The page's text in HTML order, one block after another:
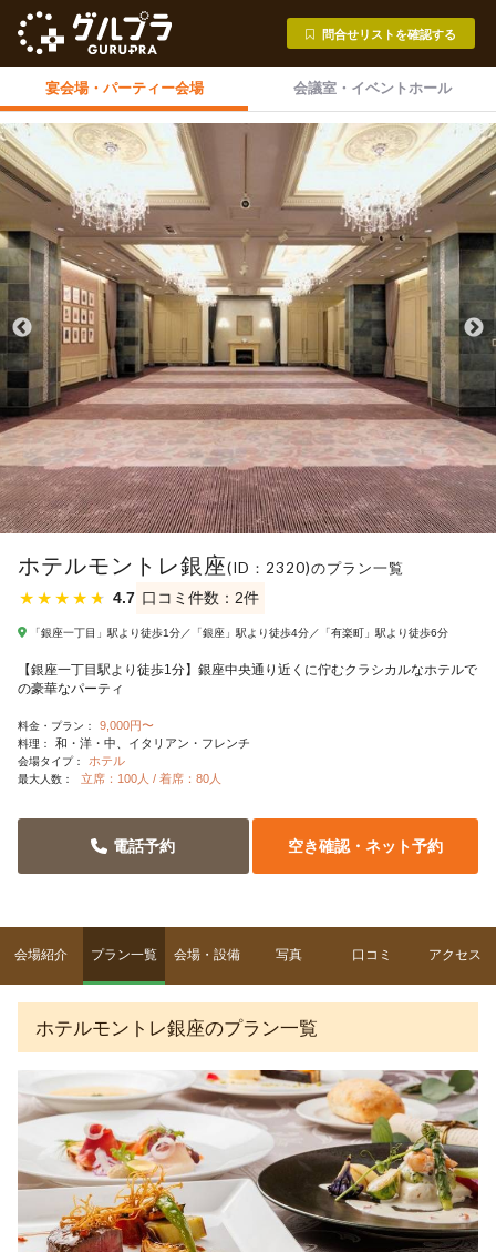
問合せリストを確認する
宴会場・ パーティー会場 会議室・ イベントホール
ホテルモントレ銀座(ID：2320)のプラン一覧
★ ★ ★ ★ ★ 4.7 口コミ件数：2件
「銀座一丁目」駅より徒歩1分／「銀座」駅より徒歩4分／「有楽町」駅より徒歩6分
【銀座一丁目駅より徒歩1分】銀座中央通り近くに佇むクラシカルなホテルで
の豪華なパーティ
料金・プラン： 9,000円〜
料理： 和・洋・中 イタリアン・フレンチ
会場タイプ： ホテル
最大人数： 立席：100人 / 着席：80人
空き確認・ネット予約
電話予約
会場紹介 プラン一覧 会場・設備 写真 口コミ アクセス
ホテルモントレ銀座のプラン一覧